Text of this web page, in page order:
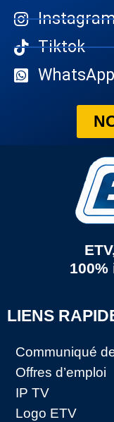
Tiktok
WhatsApp
100%
LIENS
Communiqué
Offres d’emploi
IP TV
Logo ETV